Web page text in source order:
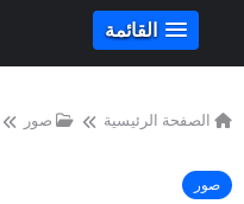
القائمة
الصفحة الرئيسية صور
صور